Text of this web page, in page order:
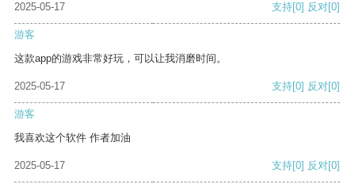
2025-05-17
支持[0] 反对[0]
游客
这款app的游戏非常好玩，可以让我消磨时间。
2025-05-17 支持[0] 反对[0]
游客
我喜欢这个软件 作者加油
2025-05-17 支持[0] 反对[0]